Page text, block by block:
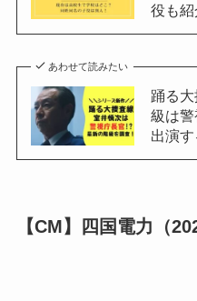
役も紹
あわせて読みたい
踊る
級は
出演す
【CM】四国電力（